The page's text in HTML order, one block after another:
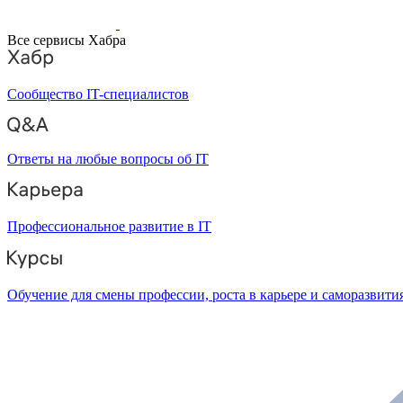
Все сервисы Хабра
Сообщество IT-специалистов
Ответы на любые вопросы об IT
Профессиональное развитие в IT
Обучение для смены профессии, роста в карьере и